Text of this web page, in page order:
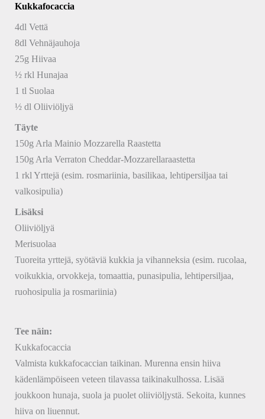
Kukkafocaccia
4dl Vettä
8dl Vehnäjauhoja
25g Hiivaa
½ rkl Hunajaa
1 tl Suolaa
½ dl Oliiviöljyä
Täyte
150g Arla Mainio Mozzarella Raastetta
150g Arla Verraton Cheddar-Mozzarellaraastetta
1 rkl Yrttejä (esim. rosmariinia, basilikaa, lehtipersiljaa tai
valkosipulia)
Lisäksi
Oliiviöljyä
Merisuolaa
Tuoreita yrttejä, syötäviä kukkia ja vihanneksia (esim. rucolaa,
voikukkia, orvokkeja, tomaattia, punasipulia, lehtipersiljaa,
ruohosipulia ja rosmariinia)
Tee näin:
Kukkafocaccia
Valmista kukkafocaccian taikinan. Murenna ensin hiiva
kädenlämpöiseen veteen tilavassa taikinakulhossa. Lisää
joukkoon hunaja, suola ja puolet oliiviöljystä. Sekoita, kunnes
hiiva on liuennut.